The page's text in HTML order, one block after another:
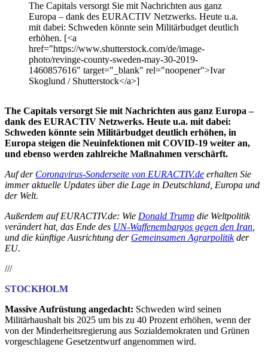
The Capitals versorgt Sie mit Nachrichten aus ganz
Europa – dank des EURACTIV Netzwerks. Heute u.a.
mit dabei: Schweden könnte sein Militärbudget deutlich
erhöhen. [<a
href="https://www.shutterstock.com/de/image-
photo/revinge-county-sweden-may-30-2019-
1460857616" target="_blank" rel="noopener">Ivar
Skoglund / Shutterstock</a>]
The Capitals versorgt Sie mit Nachrichten aus ganz Europa –
dank des EURACTIV Netzwerks. Heute u.a. mit dabei:
Schweden könnte sein Militärbudget deutlich erhöhen, in
Europa steigen die Neuinfektionen mit COVID-19 weiter an,
und ebenso werden zahlreiche Maßnahmen verschärft.
Auf der Coronavirus-Sonderseite von EURACTIV.de erhalten Sie
immer aktuelle Updates über die Lage in Deutschland, Europa und
der Welt.
Außerdem auf EURACTIV.de: Wie Donald Trump die Weltpolitik
verändert hat, das Ende des UN-Waffenembargos gegen den Iran
und die künftige Ausrichtung der Gemeinsamen Agrarpolitikder
EU.
///
STOCKHOLM
Massive Aufrüstung angedacht: Schweden wird seinen
Militärhaushalt bis 2025 um bis zu 40 Prozent erhöhen, wenn der
von der Minderheitsregierung aus Sozialdemokraten und Grünen
vorgeschlagene Gesetzentwurf angenommen wird.